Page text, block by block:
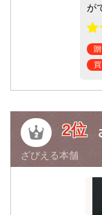
が
2位
ざびえる本舗